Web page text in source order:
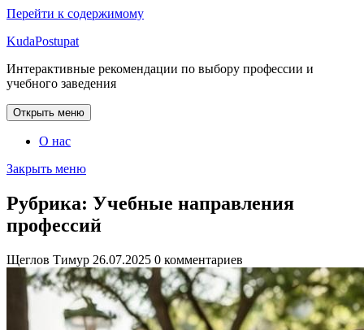
Перейти к содержимому
KudaPostupat
Интерактивные рекомендации по выбору профессии и
учебного заведения
Открыть меню
О нас
Закрыть меню
Рубрика: Учебные направления
профессий
Щеглов Тимур 26.07.2025 0 комментариев